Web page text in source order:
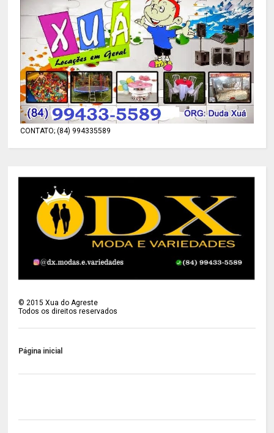
CONTATO; (84) 994335589
©2015 Xua do Agreste
Todos os direitos reservados
Página inicial